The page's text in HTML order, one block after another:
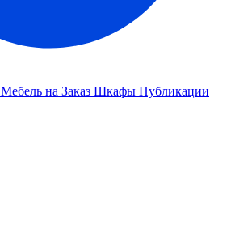
Мебель на Заказ Шкафы Публикации